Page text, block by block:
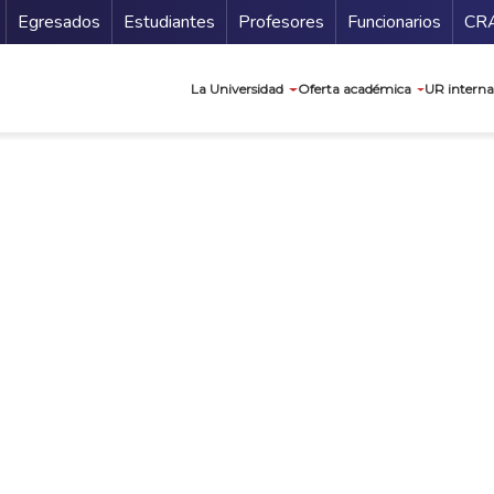
Secundario
Egresados Estudiantes Profesores Funcionarios
La Universidad Oferta académica UR